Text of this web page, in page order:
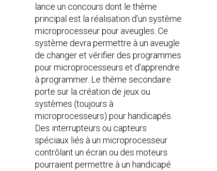
lance un concours dont le thème
principal est la réalisation d’un système
microprocesseur pour aveugles. Ce
système devra permettre à un aveugle
de changer et vérifier des programmes
pour microprocesseurs et d’apprendre
à programmer. Le thème secondaire
porte sur la création de jeux ou
systèmes (toujours à
microprocesseurs) pour handicapés.
Des interrupteurs ou capteurs
spéciaux liés à un microprocesseur
contrôlant un écran ou des moteurs
pourraient permettre à un handicapé